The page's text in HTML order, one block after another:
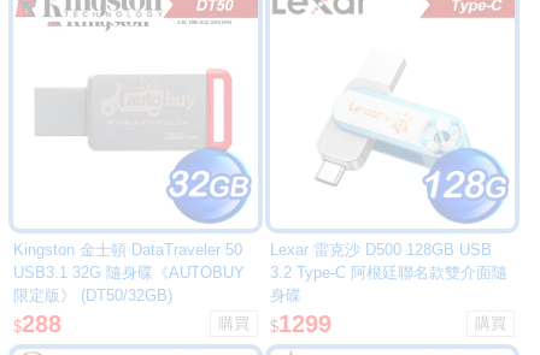
Kingston 金士頓 DataTraveler 50
USB3.1 32G 隨身碟《AUTOBUY
限定版》 (DT50/32GB)
$288
Lexar 雷克沙 D500 128GB USB
3.2 Type-C 阿根廷聯名款雙介面隨
身碟
$1299